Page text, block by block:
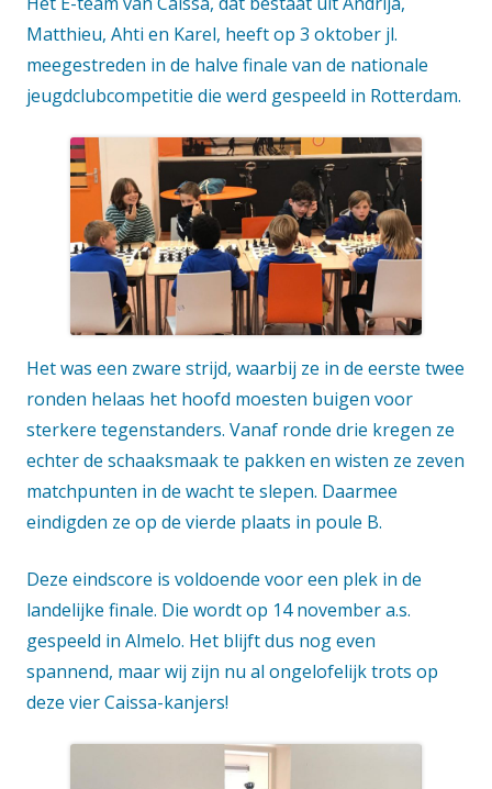
Matthieu, Ahti en Karel, heeft op 3 oktober jl.
meegestreden in de halve finale van de nationale
jeugdclubcompetitie die werd gespeeld in Rotterdam.
Het was een zware strijd, waarbij ze in de eerste twee
ronden helaas het hoofd moesten buigen voor
sterkere tegenstanders. Vanaf ronde drie kregen ze
echter de schaaksmaak te pakken en wisten ze zeven
matchpunten in de wacht te slepen. Daarmee
eindigden ze op de vierde plaats in poule B.
Deze eindscore is voldoende voor een plek in de
landelijke finale. Die wordt op 14 november a.s.
gespeeld in Almelo. Het blijft dus nog even
spannend, maar wij zijn nu al ongelofelijk trots op
deze vier Caissa-kanjers!